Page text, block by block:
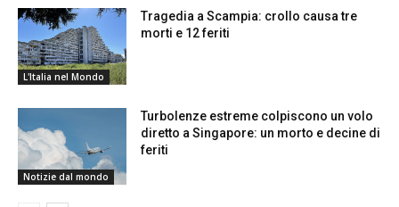
L'Italia nel Mondo
Tragedia a Scampia: crollo causa tre
morti e 12 feriti
Notizie dal mondo
Turbolenze estreme colpiscono un volo
diretto a Singapore: un morto e decine di
feriti